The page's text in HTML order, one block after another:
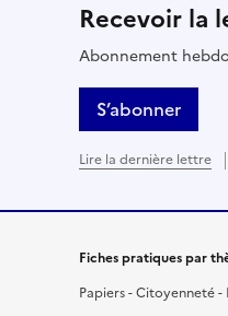
Recevoir la
Abonnement
S’abonner
Lire la dernière lettre
Fiches pratiques par
Papiers - Citoyenneté -